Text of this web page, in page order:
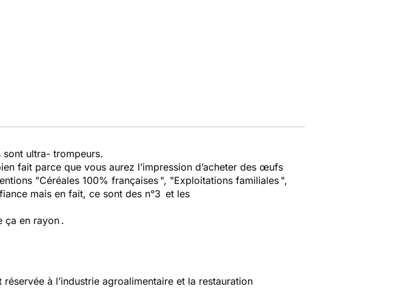
ultra- trompeurs.
fait parce que vous aurez l’impression d’acheter des œufs
"Céréales 100% françaises ", "Exploitations familiales ",
mais en fait, ce sont des n°3 et les
ça en rayon .
à l’industrie agroalimentaire et la restauration